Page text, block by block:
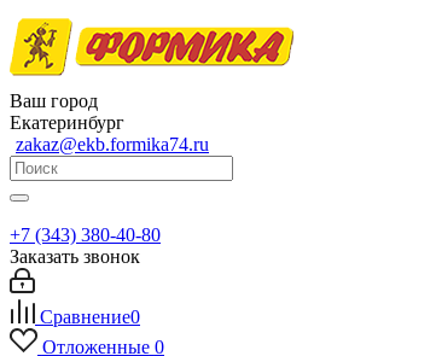
Ваш город
Екатеринбург
zakaz@ekb.formika74.ru
+7 (343) 380-40-80
Заказать звонок
Сравнение0
Отложенные 0